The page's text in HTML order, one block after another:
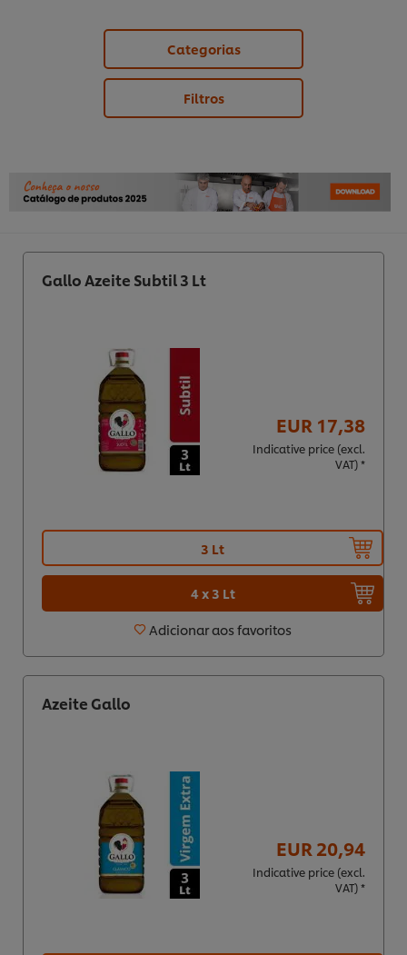
Categorias
Filtros
Gallo Azeite Subtil 3 Lt
Indicative price (excl.
VAT) *
EUR 17,38
3 Lt
4 x 3 Lt
Adicionar aos favoritos
Azeite Gallo
Indicative price (excl.
VAT) *
EUR 20,94